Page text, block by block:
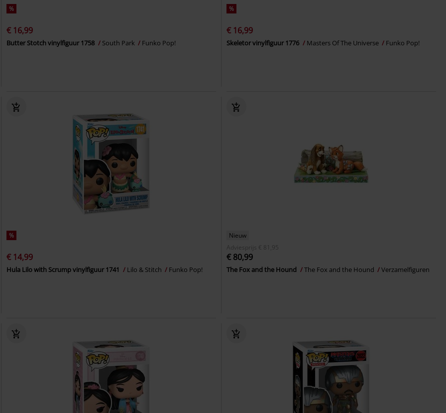
%
€ 16,99
Butter Stotch vinylfiguur 1758 South Park Funko Pop!
%
€ 16,99
Skeletor vinylfiguur 1776 Masters Of The Universe Funko Pop!
%
€ 14,99
Hula Lilo with Scrump vinylfiguur 1741 Lilo & Stitch Funko Pop!
Nieuw
Adviesprijs
€ 81,95
€ 80,99
The Fox and the Hound The Fox and the Hound Verzamelfiguren